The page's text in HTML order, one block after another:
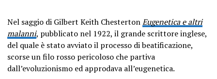
Nel saggio di Gilbert Keith ChestertonEugenetica e altri
malanni, pubblicato nel 1922, il grande scrittore inglese,
del quale è stato avviato il processo di beatificazione,
scorse un filo rosso pericoloso che partiva
dall’evoluzionismo ed approdava all’eugenetica.